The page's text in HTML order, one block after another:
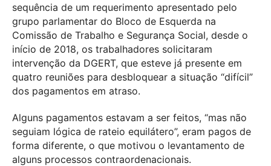
sequência de um requerimento apresentado pelo
grupo parlamentar do Bloco de Esquerda na
Comissão de Trabalho e Segurança Social, desde o
início de 2018, os trabalhadores solicitaram
intervenção da DGERT, que esteve já presente em
quatro reuniões para desbloquear a situação “difícil”
dos pagamentos em atraso.
Alguns pagamentos estavam a ser feitos, “mas não
seguiam lógica de rateio equilátero”, eram pagos de
forma diferente, o que motivou o levantamento de
alguns processos contraordenacionais.